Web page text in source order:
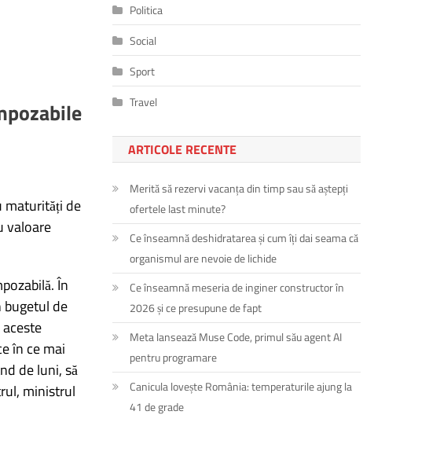
maturități de
valoare
În
bugetul de
în ce mai
de luni, să
ministrul
Politica
Social
Sport
Travel
ARTICOLE RECENTE
Merită să rezervi vacanța din timp sau să aștepți
ofertele last minute?
Ce înseamnă deshidratarea și cum îți dai seama că
organismul are nevoie de lichide
Ce înseamnă meseria de inginer constructor în
2026 și ce presupune de fapt
Meta lansează Muse Code, primul său agent AI
pentru programare
Canicula lovește România: temperaturile ajung la
41 de grade